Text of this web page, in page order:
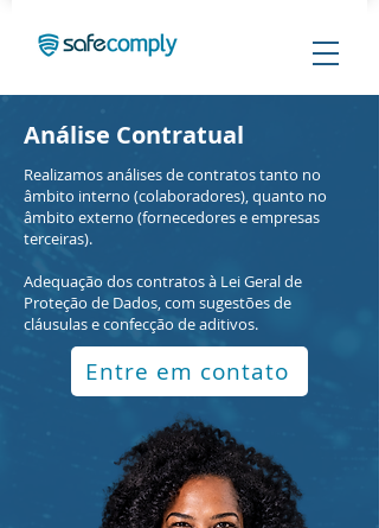
Análise Contratual
Realizamos análises de contratos tanto no
âmbito interno (colaboradores), quanto no
âmbito externo (fornecedores e empresas
terceiras).
Adequação dos contratos à Lei Geral de
Proteção de Dados, com sugestões de
cláusulas e confecção de aditivos.
Entre em contato